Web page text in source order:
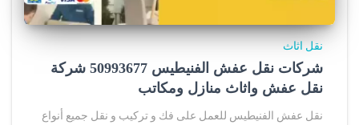
نقل اثاث
شركات نقل عفش الفنيطيس 50993677 شركة
نقل عفش واثاث منازل ومكاتب
نقل عفش الفنيطيس للعمل على فك و تركيب و نقل جميع أنواع